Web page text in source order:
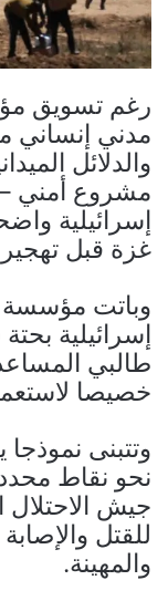
رغم تسويق
مدني إنساني
والدلائل
مشروع أمني
إسرائيلية
غزة قبل
وباتت مؤسسة
إسرائيلية
طالبي
خصيصا
وتتبنى
نحو نقاط
جيش الاحتلال
للقتل
والمهينة.